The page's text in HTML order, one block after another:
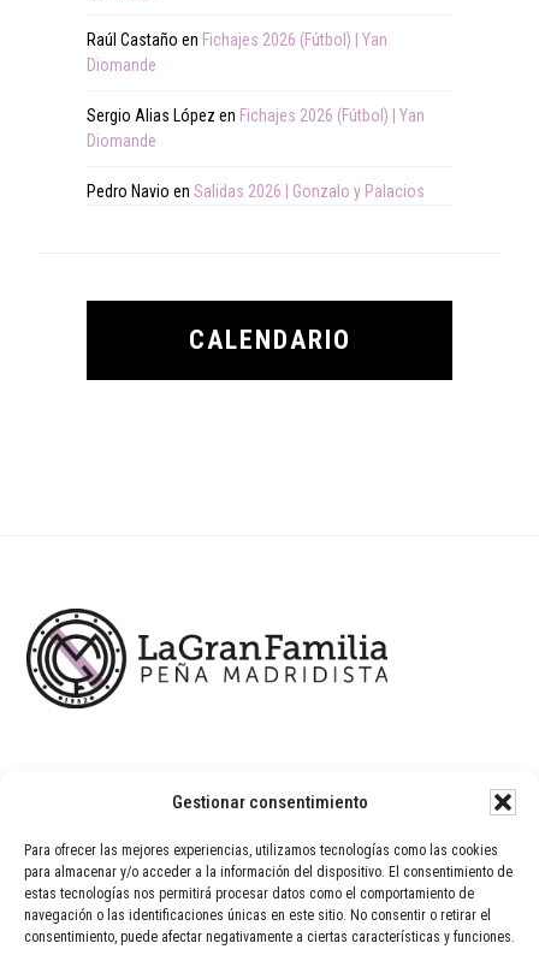
Gestionar consentimiento
Para ofrecer las mejores experiencias, utilizamos tecnologías como las cookies
para almacenar y/o acceder a la información del dispositivo. El consentimiento de
estas tecnologías nos permitirá procesar datos como el comportamiento de
navegación o las identificaciones únicas en este sitio. No consentir o retirar el
consentimiento, puede afectar negativamente a ciertas características y funciones.
Raúl Castaño en Fichajes 2026 (Fútbol) | Yan
Diomande
Sergio Alias López en Fichajes 2026 (Fútbol) | Yan
Diomande
Pedro Navio en Salidas 2026 | Gonzalo y Palacios
CALENDARIO